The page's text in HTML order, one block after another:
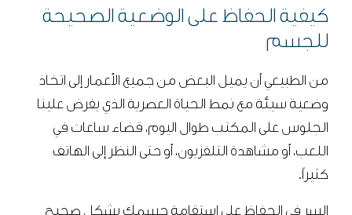
كيفية الحفاظ على الوضعية الصحيحة
للجسم
من الطبيعي أن يميل البعض من جميع الأعمار إلى اتخاذ
وضعية سيئة مع نمط الحياة العصرية الذي يفرض علينا
الجلوس على المكتب طوال اليوم، قضاء ساعات في
اللعب، أو مشاهدة التلفزيون، أو حتى النظر إلى الهاتف
كثيراً.
السر في الحفاظ على استقامة جسمك بشكل صحيح